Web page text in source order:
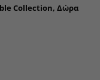
Collection, Δώρα